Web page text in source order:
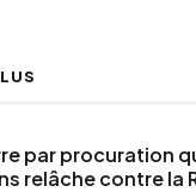
par procuration
relâche contre la